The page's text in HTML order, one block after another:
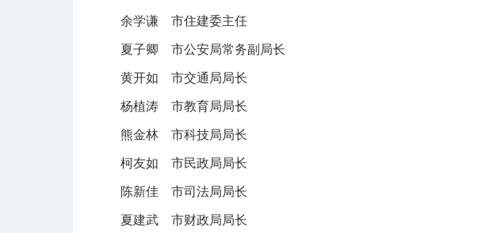
余学谦 市住建委主任
夏子卿 市公安局常务副局长
黄开如 市交通局局长
杨植涛 市教育局局长
熊金林 市科技局局长
柯友如 市民政局局长
陈新佳 市司法局局长
夏建武 市财政局局长